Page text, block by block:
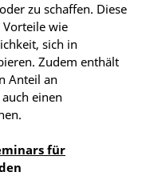
zu schaffen. Diese
wie
sich in
Zudem enthält
Anteil an
einen
für